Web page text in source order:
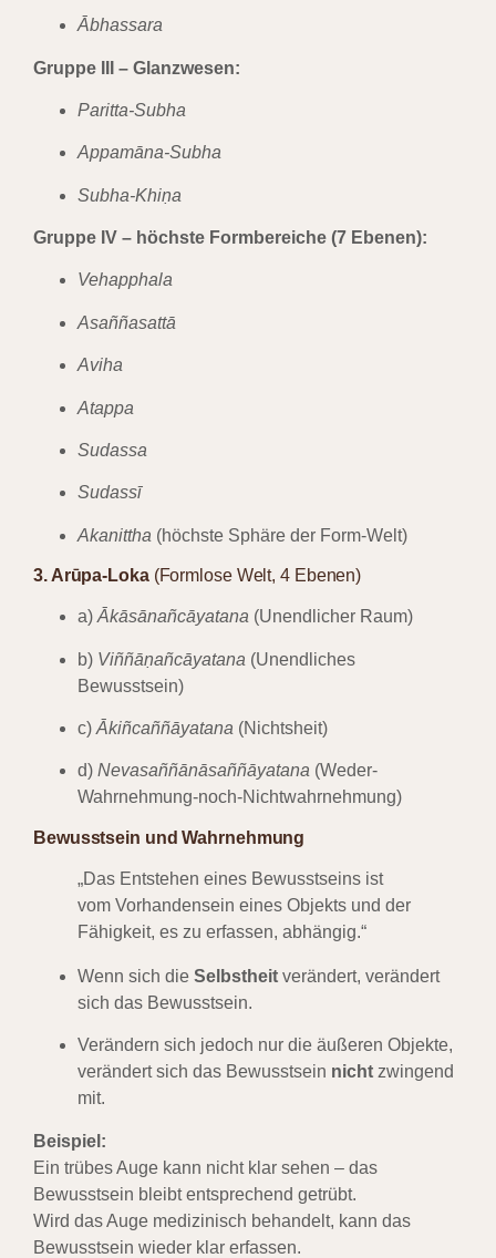
Ābhassara
Gruppe III – Glanzwesen:
Paritta-Subha
Appamāna-Subha
Subha-Khiṇa
Gruppe IV – höchste Formbereiche (7 Ebenen):
Vehapphala
Asaññasattā
Aviha
Atappa
Sudassa
Sudassī
Akanittha (höchste Sphäre der Form-Welt)
3. Arūpa-Loka(Formlose Welt, 4 Ebenen)
a) Ākāsānañcāyatana (Unendlicher Raum)
b) Viññāṇañcāyatana (Unendliches
Bewusstsein)
c) Ākiñcaññāyatana (Nichtsheit)
d) Nevasaññānāsaññāyatana (Weder-
Wahrnehmung-noch-Nichtwahrnehmung)
Bewusstsein und Wahrnehmung
„Das Entstehen eines Bewusstseins ist
vom Vorhandensein eines Objekts und der
Fähigkeit, es zu erfassen, abhängig.“
Wenn sich die Selbstheit verändert, verändert
sich das Bewusstsein.
Verändern sich jedoch nur die äußeren Objekte,
verändert sich das Bewusstsein nicht zwingend
mit.
Beispiel:
Ein trübes Auge kann nicht klar sehen – das
Bewusstsein bleibt entsprechend getrübt.
Wird das Auge medizinisch behandelt, kann das
Bewusstsein wieder klar erfassen.